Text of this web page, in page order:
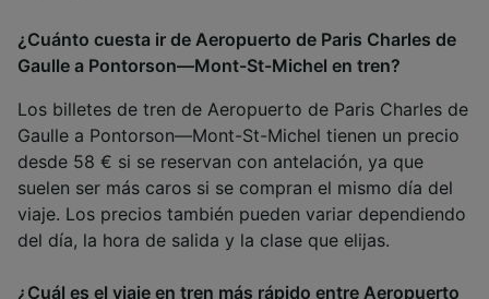
¿Cuánto cuesta ir de Aeropuerto de Paris Charles de
Gaulle a Pontorson—Mont-St-Michel en tren?
Los billetes de tren de Aeropuerto de Paris Charles de
Gaulle a Pontorson—Mont-St-Michel tienen un precio
desde 58 € si se reservan con antelación, ya que
suelen ser más caros si se compran el mismo día del
viaje. Los precios también pueden variar dependiendo
del día, la hora de salida y la clase que elijas.
¿Cuál es el viaje en tren más rápido entre Aeropuerto